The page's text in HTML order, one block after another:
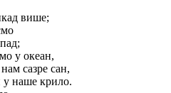
више;
у океан,
сазре сан,
у наше крило.